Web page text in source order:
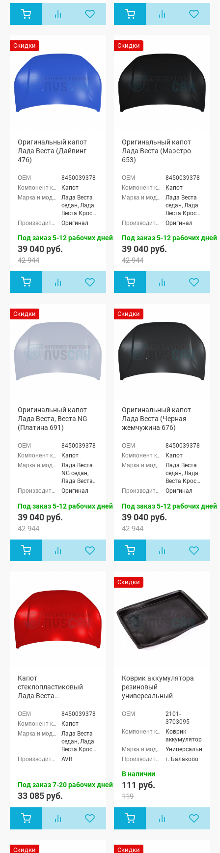
универсал,
Лада Веста
Веста (SW)
универсал,
Лада Веста
(SW) Кросс
универсал
Скидки
Оригинальный капот
Лада Веста (Дайвинг
476)
8450039378
Капот
Лада Веста
седан, Лада
Веста Кросс
седан, Лада
универсал,
(SW) Кросс
Оригинал
Под заказ 5-12 рабочих дней
39 040 руб.
42 944
Скидки
Оригинальный капот
Лада Веста (Маэстро
653)
8450039378
Капот
Лада Веста
седан, Лада
Веста Кросс
седан, Лада
универсал,
(SW) Кросс
Оригинал
Под заказ 5-12 рабочих дней
39 040 руб.
42 944
Скидки
Оригинальный капот
Лада Веста, Веста NG
(Платина 691)
8450039378
Капот
Лада Веста
NG седан,
Лада Веста
NG Кросс
Веста NG
универсал,
универсал,
Лада Веста
Веста (SW)
универсал,
Лада Веста
(SW) Кросс
универсал
Оригинал
Под заказ 5-12 рабочих дней
39 040 руб.
42 944
Скидки
Оригинальный капот
Лада Веста (Черная
жемчужина 676)
8450039378
Капот
Лада Веста
седан, Лада
Веста Кросс
седан, Лада
универсал,
(SW) Кросс
Оригинал
Под заказ 5-12 рабочих дней
39 040 руб.
42 944
Капот
стеклопластиковый
Лада Веста
8450039378
Капот
Лада Веста
седан, Лада
Веста Кросс
седан, Лада
Лада Веста
(SW) Кросс
универсал
AVR
Под заказ 7-20 рабочих дней
33 085 руб.
Скидки
Коврик аккумулятора
резиновый
универсальный
2101-
3703095
Коврик
аккумулятора
Универсальные
г. Балаково
В наличии
111 руб.
119
Скидки Скидки